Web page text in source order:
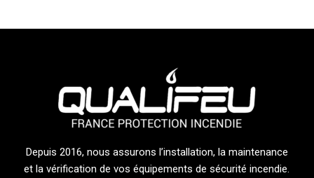
Depuis 2016, nous assurons l’installation, la maintenance
et la vérification de vos équipements de sécurité incendie.